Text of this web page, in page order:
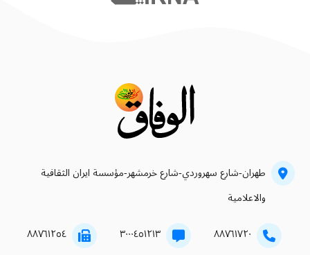
طهران-شارع سهروردي-شارع خرمشهر-مؤسسة ايران الثقافية
والاعلامية
۸۸۷٦۱۷۲۰ ۳۰۰۰٤٥۱۲۱۳ ۸۸۷٦۱۲٥٤